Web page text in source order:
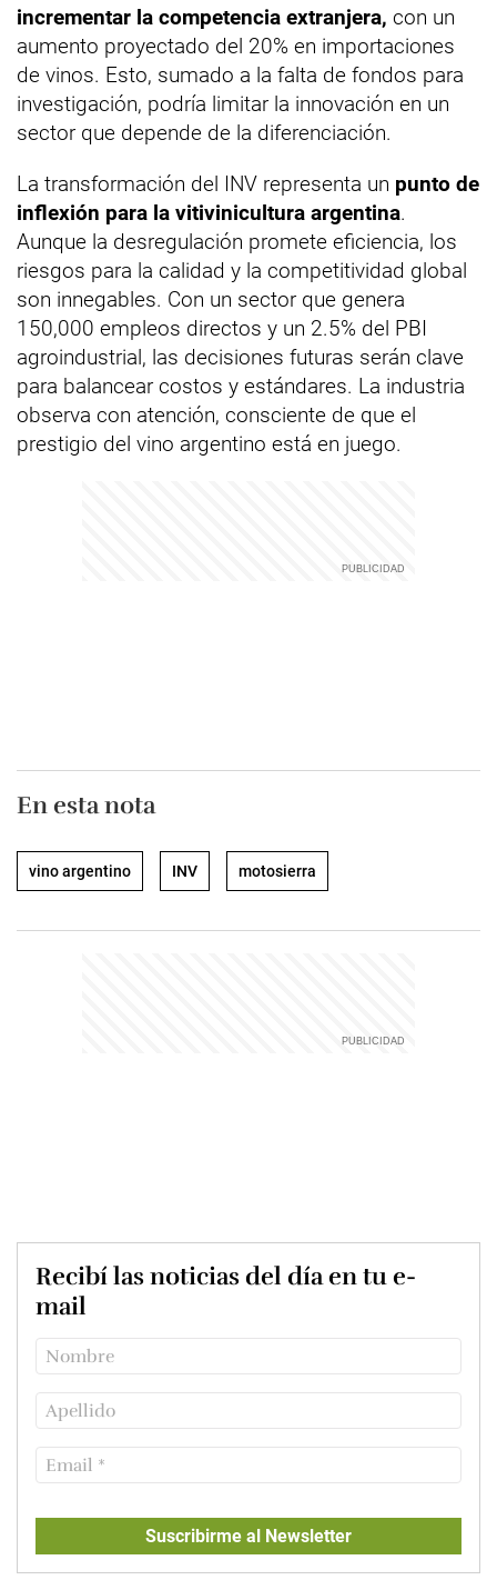
incrementar la competencia extranjera, con un
aumento proyectado del 20% en importaciones
de vinos. Esto, sumado a la falta de fondos para
investigación, podría limitar la innovación en un
sector que depende de la diferenciación.
La transformación del INV representa un punto de
inflexión para la vitivinicultura argentina.
Aunque la desregulación promete eficiencia, los
riesgos para la calidad y la competitividad global
son innegables. Con un sector que genera
150,000 empleos directos y un 2.5% del PBI
agroindustrial, las decisiones futuras serán clave
para balancear costos y estándares. La industria
observa con atención, consciente de que el
prestigio del vino argentino está en juego.
En esta nota
vino argentino INV motosierra
Recibí las noticias del día en tu e-
mail
Suscribirme al Newsletter